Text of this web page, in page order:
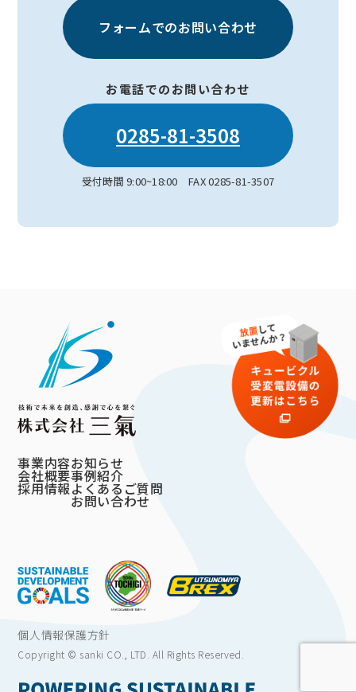
フォームでのお問い合わせ
お電話でのお問い合わせ
0285-81-3508
受付時間 9:00~18:00 FAX 0285-81-3507
事業内容
会社概要
採用情報
お知らせ
事例紹介
よくあるご質問
お問い合わせ
個人情報保護方針
Copyright © sanki CO., LTD. All Rights Reserved.